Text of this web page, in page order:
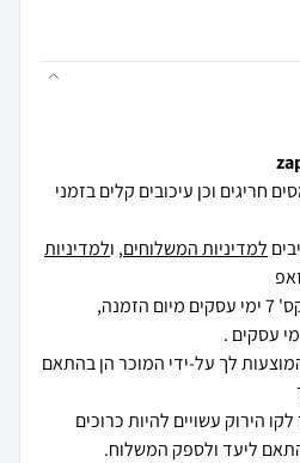
חריגים וכן עיכובים קלים בזמני
למדיניות המשלוחים, ולמדיניות
לך על-ידי המוכר הן בהתאם
הירוק עשויים להיות כרוכים
ליעד ולספק המשלוח.